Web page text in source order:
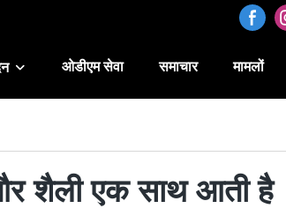
ओडीएम सेवा समाचार मामलों
और शैली एक साथ आती है